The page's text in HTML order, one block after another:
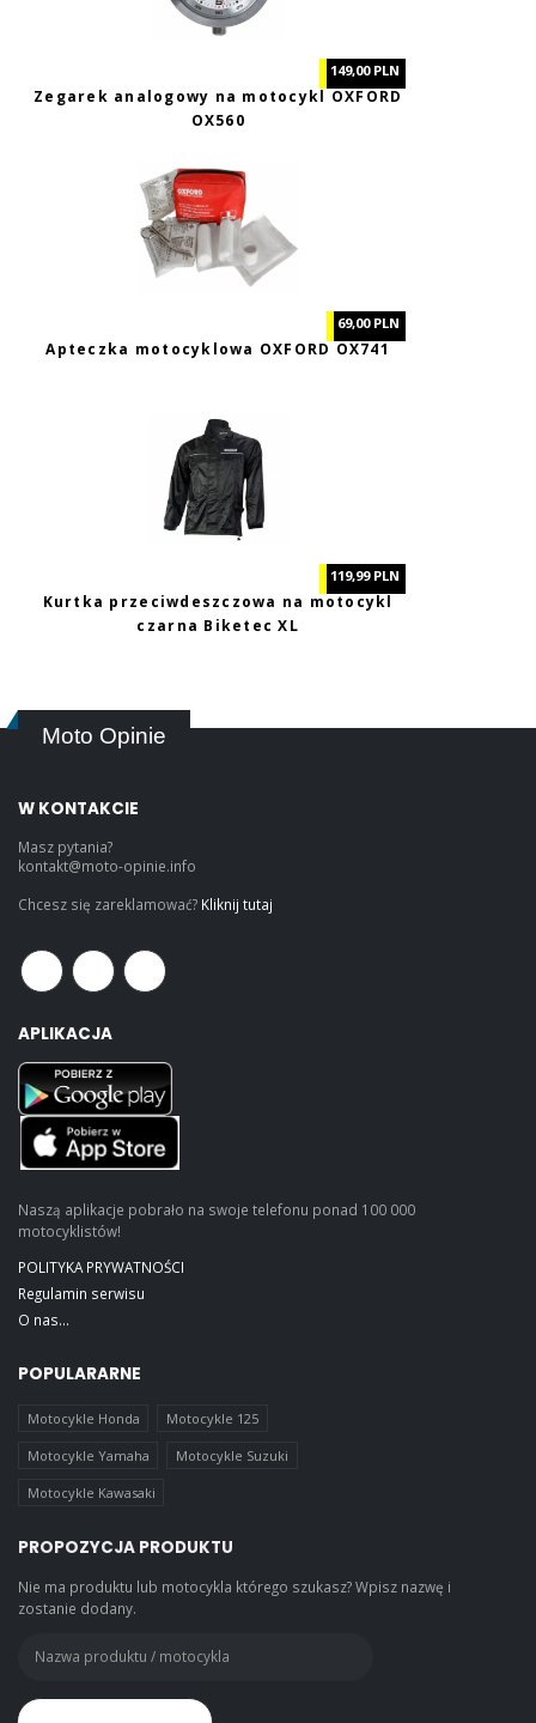
149,00 PLN
Zegarek analogowy na motocykl OXFORD
OX560
69,00 PLN
Apteczka motocyklowa OXFORD OX741
119,99 PLN
Kurtka przeciwdeszczowa na motocykl
czarna Biketec XL
Moto Opinie
W KONTAKCIE
Masz pytania?
kontakt@moto-opinie.info
Chcesz się zareklamować? Kliknij tutaj
APLIKACJA
Naszą aplikacje pobrało na swoje telefonu ponad 100 000
motocyklistów!
POLITYKA PRYWATNOŚCI
Regulamin serwisu
O nas...
POPULARARNE
Motocykle Honda Motocykle 125
Motocykle Yamaha Motocykle Suzuki
Motocykle Kawasaki
PROPOZYCJA PRODUKTU
Nie ma produktu lub motocykla którego szukasz? Wpisz nazwę i
zostanie dodany.